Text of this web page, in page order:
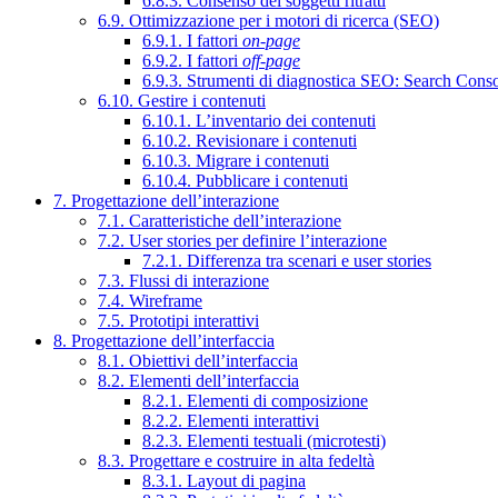
6.9. Ottimizzazione per i motori di ricerca (SEO)
6.9.1. I fattori on-page
6.9.2. I fattori off-page
6.9.3. Strumenti di diagnostica SEO: Search
6.10. Gestire i contenuti
6.10.1. L’inventario dei contenuti
6.10.2. Revisionare i contenuti
6.10.3. Migrare i contenuti
6.10.4. Pubblicare i contenuti
7. Progettazione dell’interazione
7.1. Caratteristiche dell’interazione
7.2. User stories per definire l’interazione
7.2.1. Differenza tra scenari e user stories
7.3. Flussi di interazione
7.4. Wireframe
7.5. Prototipi interattivi
8. Progettazione dell’interfaccia
8.1. Obiettivi dell’interfaccia
8.2. Elementi dell’interfaccia
8.2.1. Elementi di composizione
8.2.2. Elementi interattivi
8.2.3. Elementi testuali (microtesti)
8.3. Progettare e costruire in alta fedeltà
8.3.1. Layout di pagina